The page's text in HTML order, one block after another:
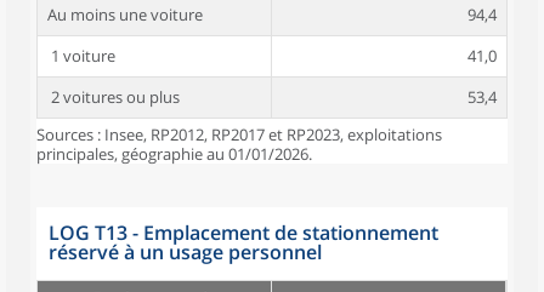
Au moins une voiture
94,4
1 voiture
41,0
2 voitures ou plus
53,4
Sources : Insee, RP2012, RP2017 et RP2023, exploitations
principales, géographie au 01/01/2026.
LOG T13 - Emplacement de stationnement
réservé à un usage personnel